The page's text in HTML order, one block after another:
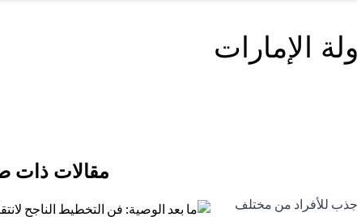
الإمارات
جذب للأفراد من مختلف
مقالات ذات